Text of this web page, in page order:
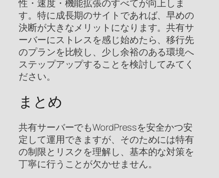
性・速度・機能拡張のすべてが向上しま
す。特に成長期のサイトであれば、早めの
決断が大きなメリットになります。共有サ
ーバーにストレスを感じ始めたら、移行先
のプランを比較し、少し余裕のある環境へ
ステップアップすることを検討してみてく
ださい。
まとめ
共有サーバーでもWordPressを安全かつ安
定して運用できますが、そのためには特有
の制限とリスクを理解し、基本的な対策を
丁寧に行うことが欠かせません。